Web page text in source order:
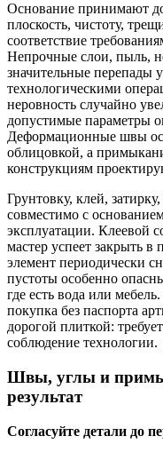
Основание принимают
плоскость, чистоту,
соответствие
Непрочные слои, пыль,
значительные перепады
технологическими
неровность случайно
допустимые параметры
Деформационные швы
облицовкой, а
конструкциям
Грунтовку, клей,
совместимо с
эксплуатации. Клеевой
мастер успеет закрыть
элемент периодически
пустоты особенно
где есть вода или
покупка без паспорта
дорогой плиткой:
соблюдение технологии.
Швы, углы и
результат
Согласуйте детали до